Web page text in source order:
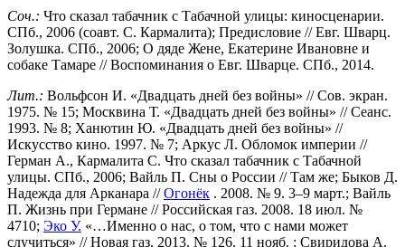
Соч.: Что сказал табачник с Табачной улицы: киносценарии.
СПб., 2006 (соавт. С. Кармалита); Предисловие // Евг. Шварц.
Золушка. СПб., 2006; О дяде Жене, Екатерине Ивановне и
собаке Тамаре // Воспоминания о Евг. Шварце. СПб., 2014.
Лит.: Вольфсон И. «Двадцать дней без войны» // Сов. экран.
1975. № 15; Москвина Т. «Двадцать дней без войны» // Сеанс.
1993. № 8; Ханютин Ю. «Двадцать дней без войны» //
Искусство кино. 1997. № 7; Аркус Л. Обломок империи //
Герман А., Кармалита С. Что сказал табачник с Табачной
улицы. СПб., 2006; Вайль П. Сны о России // Там же; Быков Д.
Надежда для Арканара //Огонёк . 2008. № 9. 3–9 март.; Вайль
П. Жизнь при Германе // Российская газ. 2008. 18 июл. №
4710; Эко У. «…Именно о нас, о том, что с нами может
случиться» // Новая газ. 2013. № 126. 11 нояб. ; Свиридова А.